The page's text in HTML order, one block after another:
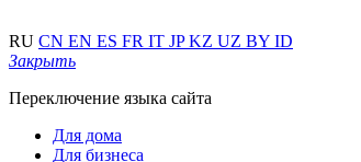
RU CN EN ES FR IT JPKZ UZ BY ID
Закрыть
Переключение языка сайта
Для дома
Для бизнеса